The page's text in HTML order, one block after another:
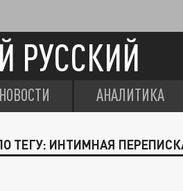
РУССКИЙ
НОВОСТИ АНАЛИТИКА
ТЕГУ: ИНТИМНАЯ